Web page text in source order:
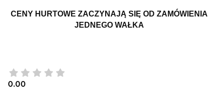
CENY HURTOWE ZACZYNAJĄ SIĘ OD ZAMÓWIENIA
JEDNEGO WAŁKA
0.00